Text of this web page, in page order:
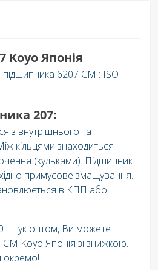
Koyo Японія
6207 CM : ISO –
207:
з внутрішнього та
кільцями знаходиться
(кульками). Підшипник
примусове змащування.
в КПП або
штук оптом, Ви можете
Koyo Японія зі знижкою.
окремо!